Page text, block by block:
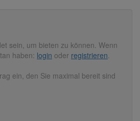
sein, um bieten zu können. Wenn
haben: login oder registrieren.
ein, den Sie maximal bereit sind